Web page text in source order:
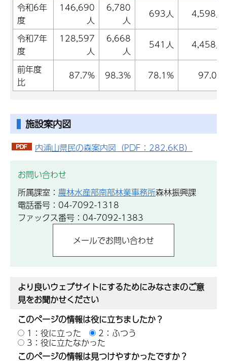
令和6年
度
146,690
人
6,780
人
693人
4,598人
令和7年
度
128,597
人
6,668
人
541人
4,458人
前年度
比
87.7% 98.3% 78.1% 97.0%
施設案内図
内浦山県民の森案内図（PDF：282.6KB）
お問い合わせ
所属課室： 農林水産部南部林業事務所森林振興課
電話番号：04-7092-1318
ファックス番号：04-7092-1383
より良いウェブサイトにするためにみなさまのご意
見をお聞かせください
このページの情報は役に立ちましたか？
1：役に立った
2：ふつう
3：役に立たなかった
このページの情報は見つけやすかったですか？